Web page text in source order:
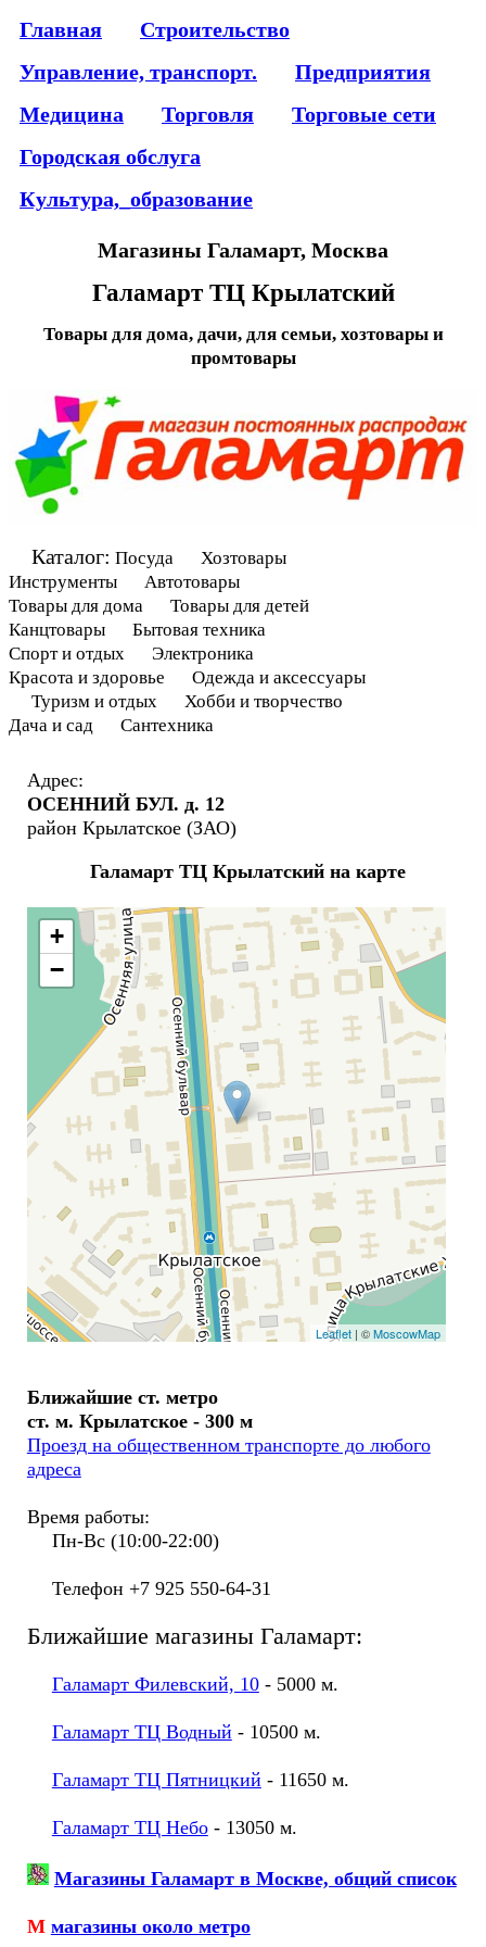
Главная
Строительство
Управление, транспорт.
Предприятия
Медицина
Торговля
Торговые сети
Городская обслуга
Культура,_образование
Магазины Галамарт, Москва
Галамарт ТЦ Крылатский
Товары для дома, дачи, для семьи, хозтовары и
промтовары
Каталог: Посуда Хозтовары
Инструменты Автотовары
Товары для дома Товары для детей
Канцтовары Бытовая техника
Спорт и отдых Электроника
Красота и здоровье Одежда и аксессуары
Туризм и отдых Хобби и творчество
Дача и сад Сантехника
Адрес:
ОСЕННИЙ БУЛ. д. 12
район Крылатское (ЗАО)
Галамарт ТЦ Крылатский на карте
+
−
Leaflet| ©MoscowMap
Ближайшие ст. метро
ст. м. Крылатское - 300 м
Проезд на общественном транспорте до любого
адреса
Время работы:
Пн-Вс (10:00-22:00)
Телефон +7 925 550-64-31
Ближайшие магазины Галамарт:
Галамарт Филевский, 10- 5000 м.
Галамарт ТЦ Водный - 10500 м.
Галамарт ТЦ Пятницкий - 11650 м.
Галамарт ТЦ Небо- 13050 м.
Магазины Галамарт в Москве, общий список
М магазины около метро